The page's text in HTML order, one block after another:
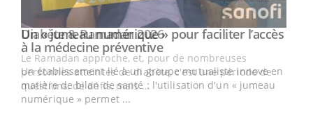
Youtube
Un « jumeau numérique » pour faciliter l’accès
à la médecine préventiveYoutube
Un établissement lié à un groupe mutualiste innove en
matière de bilan de santé : l'utilisation d'un « jumeau
numérique » permet ...